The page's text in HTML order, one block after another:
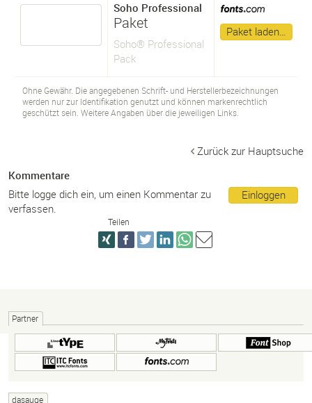
Soho Professional
Paket
Soho® Professional
Pack
Paket laden…
Ohne Gewähr. Die angegebenen Schrift- und Herstellerbezeichnungen
werden nur zur Identifikation genutzt und können markenrechtlich
geschützt sein. Weitere Angaben über die jeweiligen Links.
Zurück zur Hauptsuche
Kommentare
Einloggen
Bitte logge dich ein, um einen Kommentar zu
verfassen.
Teilen
Partner
dasauge